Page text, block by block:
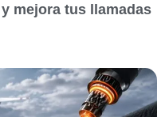
mejora tus llamadas